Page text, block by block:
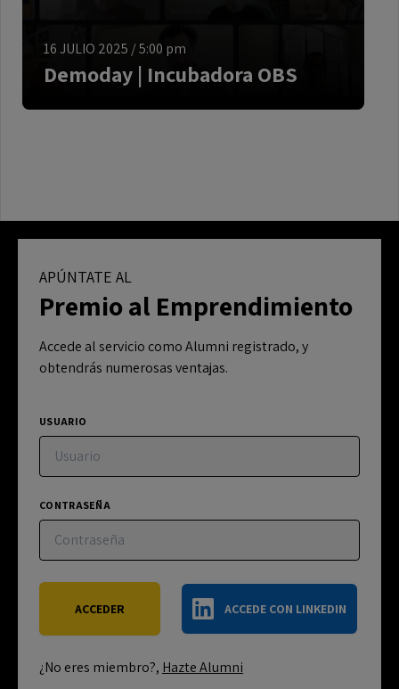
16 JULIO 2025 /5:00 pm
Demoday | Incubadora OBS
APÚNTATE AL
Premio al Emprendimiento
Accede al servicio como Alumni registrado, y
obtendrás numerosas ventajas.
USUARIO
CONTRASEÑA
ACCEDE CON LINKEDIN
¿No eres miembro?, Hazte Alumni